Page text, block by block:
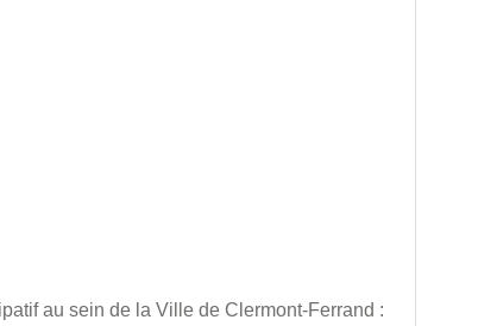
au sein de la Ville de Clermont-Ferrand :